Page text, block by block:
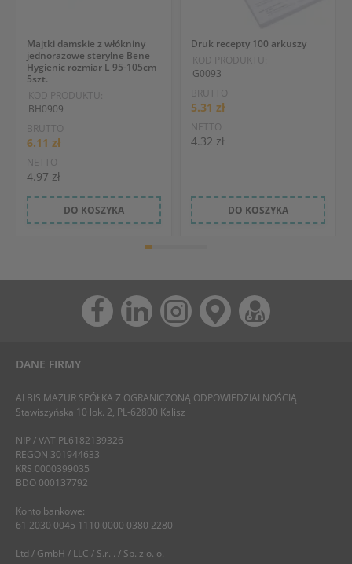
Majtki damskie z włókniny
jednorazowe sterylne Bene
Hygienic rozmiar L 95-105cm
5szt.
KOD PRODUKTU:
BH0909
BRUTTO
6.11 zł
NETTO
4.97 zł
DO KOSZYKA
Druk recepty 100 arkuszy
KOD PRODUKTU:
G0093
BRUTTO
5.31 zł
NETTO
4.32 zł
DO KOSZYKA
DANE FIRMY
ALBIS MAZUR SPÓŁKA Z OGRANICZONĄ ODPOWIEDZIALNOŚCIĄ
Stawiszyńska 10 lok. 2, PL-62800 Kalisz
NIP / VAT PL6182139326
REGON 301944633
KRS 0000399035
BDO 000137792
Konto bankowe:
61 2030 0045 1110 0000 0380 2280
Ltd / GmbH / LLC / S.r.l. / Sp. z o. o.